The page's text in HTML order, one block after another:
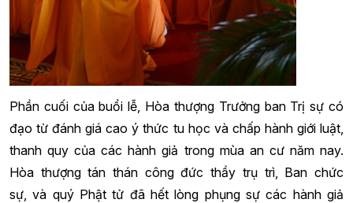
Phần cuối của buổi lễ, Hòa thượng Trưởng ban Trị sự có
đạo từ đánh giá cao ý thức tu học và chấp hành giới luật,
thanh quy của các hành giả trong mùa an cư năm nay.
Hòa thượng tán thán công đức thầy trụ trì, Ban chức
sự, và quý Phật tử đã hết lòng phụng sự các hành giả